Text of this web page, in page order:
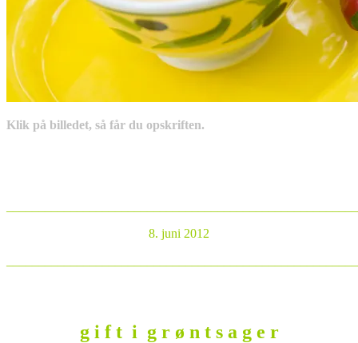
Klik på billedet, så får du opskriften.
8. juni 2012
g i f t i g r ø n t s a g e r